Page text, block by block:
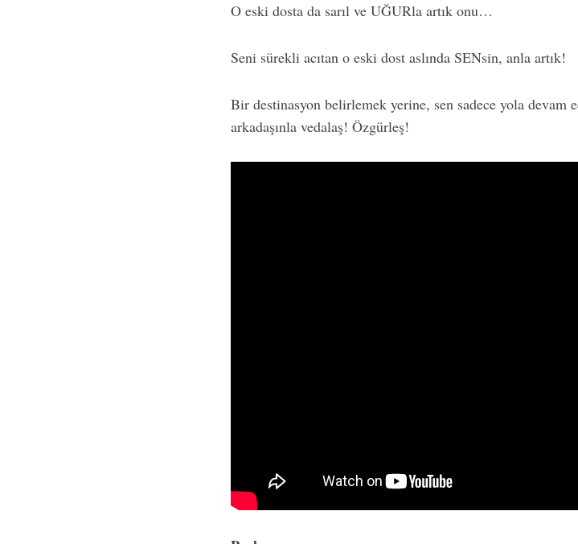
O eski dosta da sarıl ve UĞURla artık onu…
Seni sürekli acıtan o eski dost aslında SENsin, anla artık!
Bir destinasyon belirlemek yerine, sen sadece yola devam
arkadaşınla vedalaş! Özgürleş!